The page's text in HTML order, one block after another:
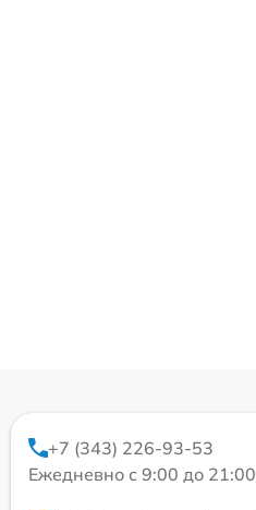
+7 (343) 226-93-53
Ежедневно с 9:00 до 21:00